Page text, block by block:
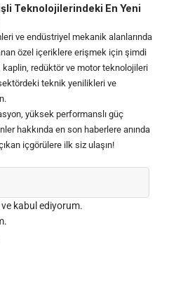
Teknolojilerindeki En Yeni
ve endüstriyel mekanik alanlarında
özel içeriklere erişmek için şimdi
kaplin, redüktör ve motor teknolojileri
teknik yenilikleri ve
yüksek performanslı güç
hakkında en son haberlere anında
içgörülere ilk siz ulaşın!
kabul ediyorum.